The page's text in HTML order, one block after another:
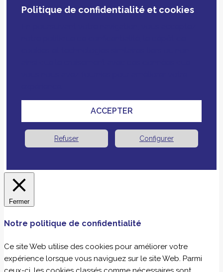
Politique de confidentialité et cookies
ACCEPTER
Refuser Configurer
Fermer
Notre politique de confidentialité
Ce site Web utilise des cookies pour améliorer votre
expérience lorsque vous naviguez sur le site Web. Parmi